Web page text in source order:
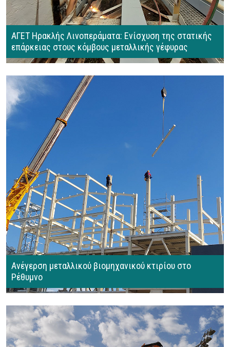
ΑΓΕΤ Ηρακλής Λινοπεράματα: Ενίσχυση της στατικής
επάρκειας στους κόμβους μεταλλικής γέφυρας
Ανέγερση μεταλλικού βιομηχανικού κτιρίου στο
Ρέθυμνο